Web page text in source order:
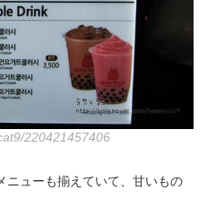
220421457406
ニューも揃えていて、甘いもの